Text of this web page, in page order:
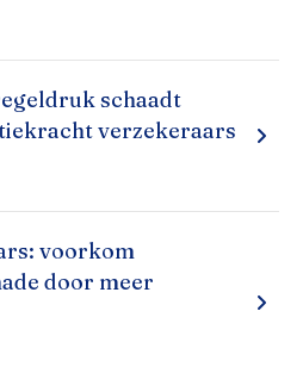
schaadt
verzekeraars
voorkom
door meer